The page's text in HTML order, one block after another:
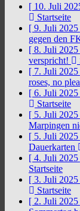
[ 10. Juli
Startseite
[ 9. Juli
gegen den
[ 8. Juli
verspricht!
[ 7. Juli
roses, no
[ 6. Juli
Startseite
[ 5. Juli
Marpingen
[ 5. Juli
Dauerkarten
[ 4. Juli
Startseite
[ 3. Juli
Startseite
[ 2. Juli